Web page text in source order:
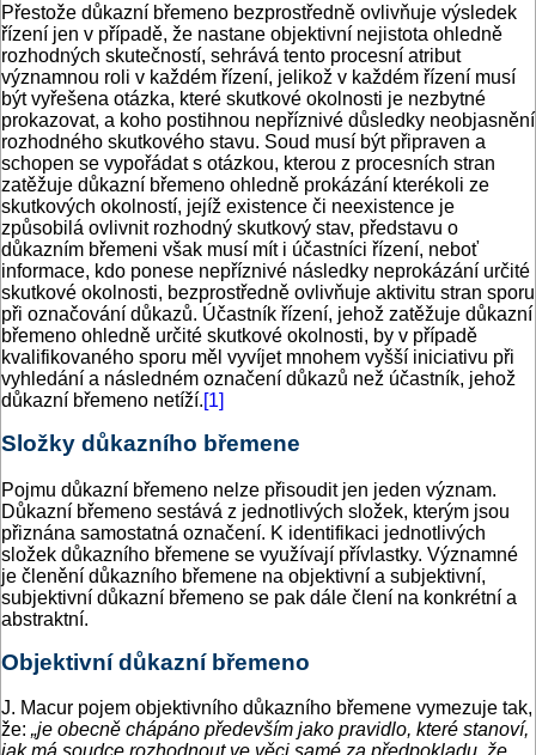
Přestože důkazní břemeno bezprostředně ovlivňuje výsledek
řízení jen v případě, že nastane objektivní nejistota ohledně
rozhodných skutečností, sehrává tento procesní atribut
významnou roli v každém řízení, jelikož v každém řízení musí
být vyřešena otázka, které skutkové okolnosti je nezbytné
prokazovat, a koho postihnou nepříznivé důsledky neobjasnění
rozhodného skutkového stavu. Soud musí být připraven a
schopen se vypořádat s otázkou, kterou z procesních stran
zatěžuje důkazní břemeno ohledně prokázání kterékoli ze
skutkových okolností, jejíž existence či neexistence je
způsobilá ovlivnit rozhodný skutkový stav, představu o
důkazním břemeni však musí mít i účastníci řízení, neboť
informace, kdo ponese nepříznivé následky neprokázání určité
skutkové okolnosti, bezprostředně ovlivňuje aktivitu stran sporu
při označování důkazů. Účastník řízení, jehož zatěžuje důkazní
břemeno ohledně určité skutkové okolnosti, by v případě
kvalifikovaného sporu měl vyvíjet mnohem vyšší iniciativu při
vyhledání a následném označení důkazů než účastník, jehož
důkazní břemeno netíží.[1]
Složky důkazního břemene
Pojmu důkazní břemeno nelze přisoudit jen jeden význam.
Důkazní břemeno sestává z jednotlivých složek, kterým jsou
přiznána samostatná označení. K identifikaci jednotlivých
složek důkazního břemene se využívají přívlastky. Významné
je členění důkazního břemene na objektivní a subjektivní,
subjektivní důkazní břemeno se pak dále člení na konkrétní a
abstraktní.
Objektivní důkazní břemeno
J. Macur pojem objektivního důkazního břemene vymezuje tak,
že: „je obecně chápáno především jako pravidlo, které stanoví,